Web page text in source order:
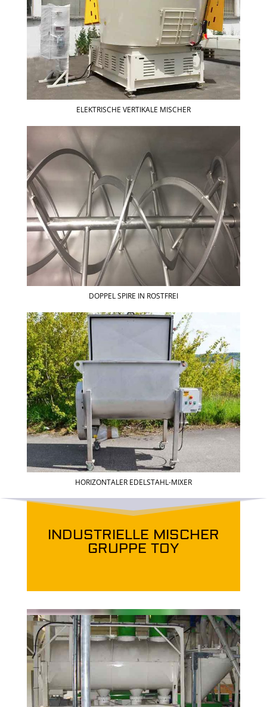
ELEKTRISCHE VERTIKALE MISCHER
DOPPEL SPIRE IN ROSTFREI
HORIZONTALER EDELSTAHL-MIXER
INDUSTRIELLE MISCHER
GRUPPE TOY